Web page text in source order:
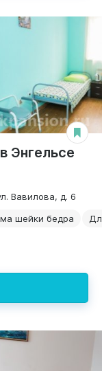
Энгельсе
Вавилова, д. 6
шейки бедра